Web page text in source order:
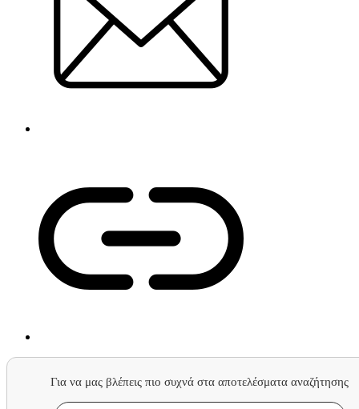
Για να μας βλέπεις πιο συχνά στα αποτελέσματα αναζήτησης